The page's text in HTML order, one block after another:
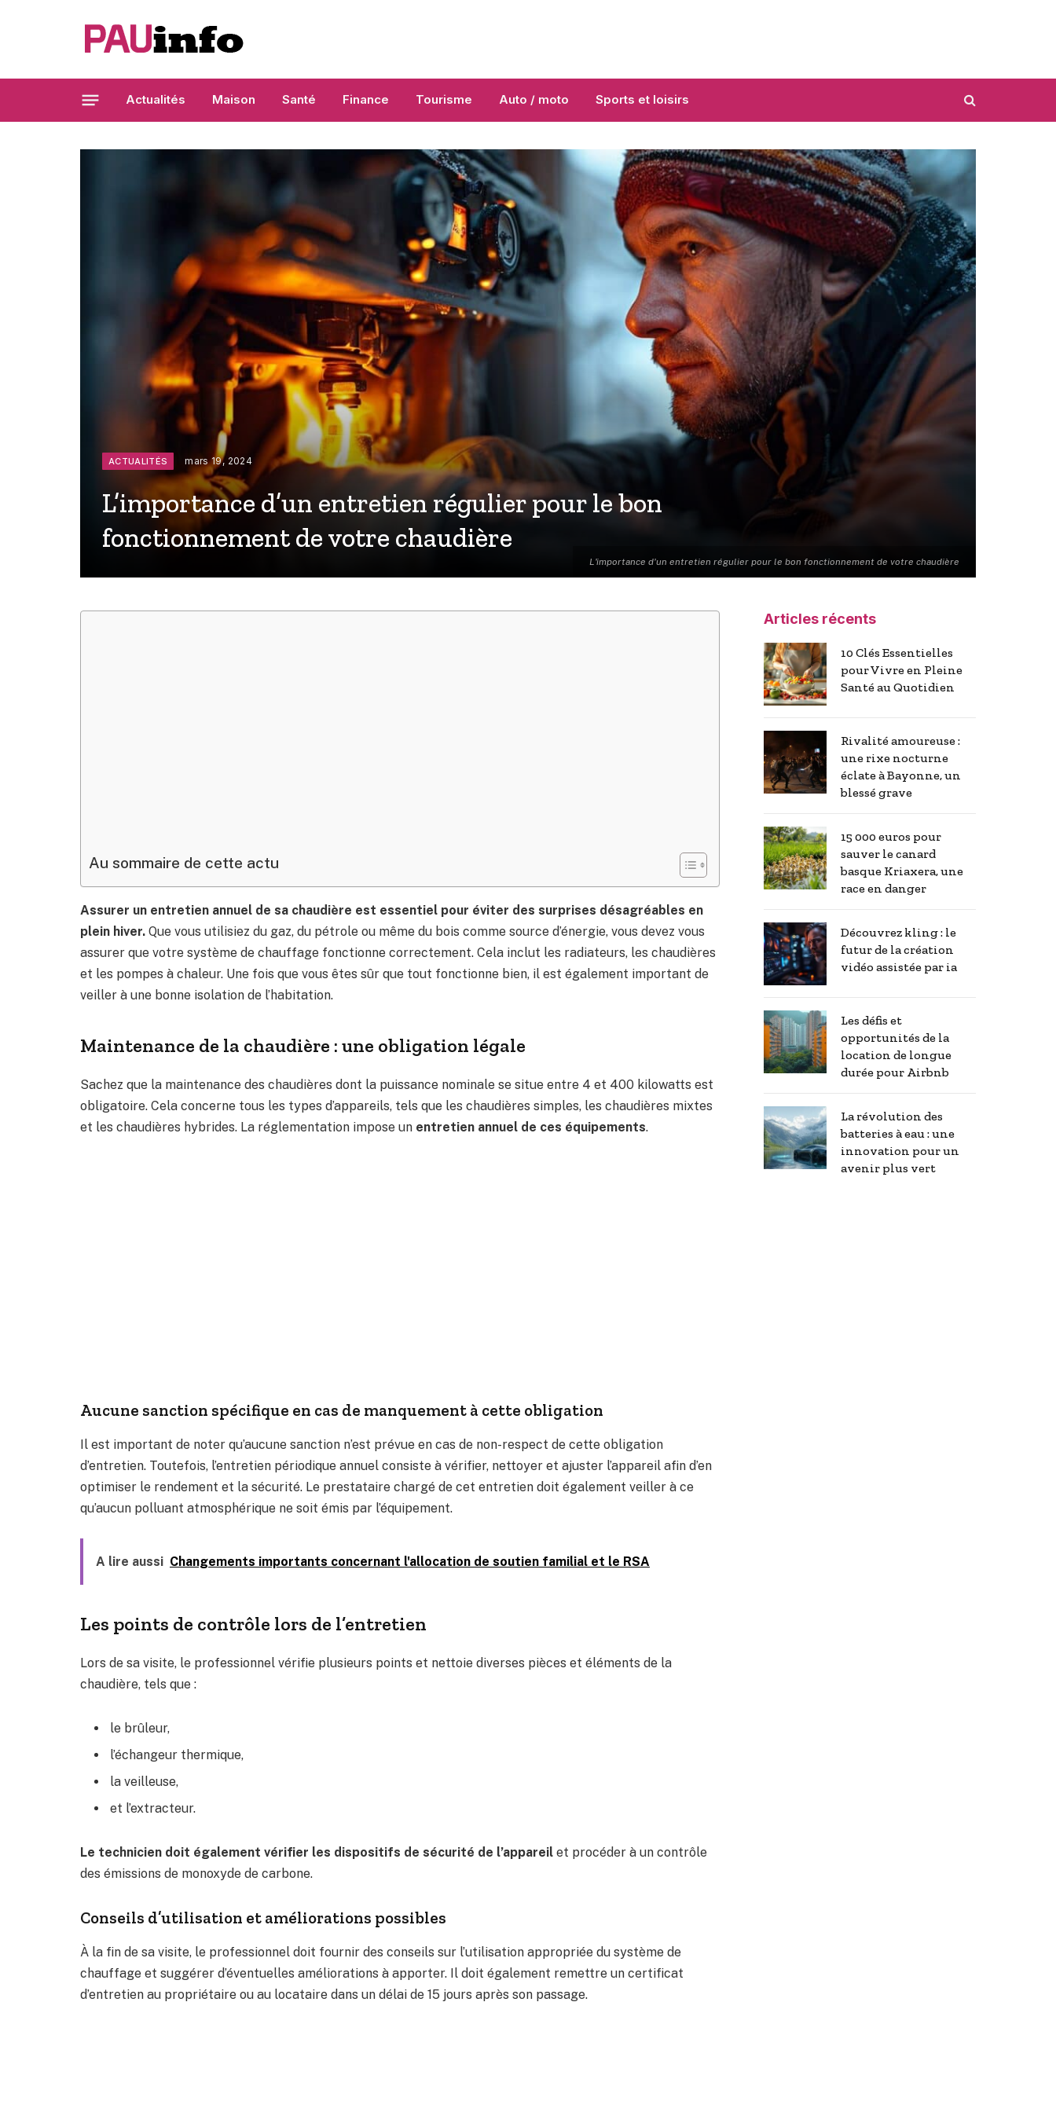
Actualités Maison Santé Finance Tourisme Auto / moto Sports et loisirs
L'importance d'un entretien régulier pour le bon fonctionnement de votre chaudière
ACTUALITÉS mars 19, 2024
L’importance d’un entretien régulier pour le bon
fonctionnement de votre chaudière
Au sommaire de cette actu
Assurer un entretien annuel de sa chaudière est essentiel pour éviter des surprises désagréables en
plein hiver. Que vous utilisiez du gaz, du pétrole ou même du bois comme source d’énergie, vous devez vous
assurer que votre système de chauffage fonctionne correctement. Cela inclut les radiateurs, les chaudières
et les pompes à chaleur. Une fois que vous êtes sûr que tout fonctionne bien, il est également important de
veiller à une bonne isolation de l’habitation.
Maintenance de la chaudière : une obligation légale
Sachez que la maintenance des chaudières dont la puissance nominale se situe entre 4 et 400 kilowatts est
obligatoire. Cela concerne tous les types d’appareils, tels que les chaudières simples, les chaudières mixtes
et les chaudières hybrides. La réglementation impose un entretien annuel de ces équipements.
Aucune sanction spécifique en cas de manquement à cette obligation
Il est important de noter qu’aucune sanction n’est prévue en cas de non-respect de cette obligation
d’entretien. Toutefois, l’entretien périodique annuel consiste à vérifier, nettoyer et ajuster l’appareil afin d’en
optimiser le rendement et la sécurité. Le prestataire chargé de cet entretien doit également veiller à ce
qu’aucun polluant atmosphérique ne soit émis par l’équipement.
A lire aussi Changements importants concernant l'allocation de soutien familial et le RSA
Les points de contrôle lors de l’entretien
Lors de sa visite, le professionnel vérifie plusieurs points et nettoie diverses pièces et éléments de la
chaudière, tels que :
le brûleur,
l’échangeur thermique,
la veilleuse,
et l’extracteur.
Le technicien doit également vérifier les dispositifs de sécurité de l’appareil et procéder à un contrôle
des émissions de monoxyde de carbone.
Conseils d’utilisation et améliorations possibles
À la fin de sa visite, le professionnel doit fournir des conseils sur l’utilisation appropriée du système de
chauffage et suggérer d’éventuelles améliorations à apporter. Il doit également remettre un certificat
d’entretien au propriétaire ou au locataire dans un délai de 15 jours après son passage.
Articles récents
10 Clés Essentielles
pour Vivre en Pleine
Santé au Quotidien
Rivalité amoureuse :
une rixe nocturne
éclate à Bayonne, un
blessé grave
15 000 euros pour
sauver le canard
basque Kriaxera, une
race en danger
Découvrez kling : le
futur de la création
vidéo assistée par ia
Les défis et
opportunités de la
location de longue
durée pour Airbnb
La révolution des
batteries à eau : une
innovation pour un
avenir plus vert